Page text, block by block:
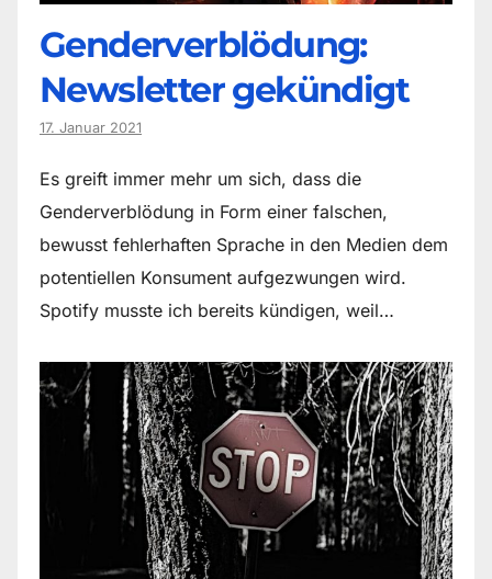
Genderverblödung:
Newsletter gekündigt
17. Januar 2021
Es greift immer mehr um sich, dass die
Genderverblödung in Form einer falschen,
bewusst fehlerhaften Sprache in den Medien dem
potentiellen Konsument aufgezwungen wird.
Spotify musste ich bereits kündigen, weil…